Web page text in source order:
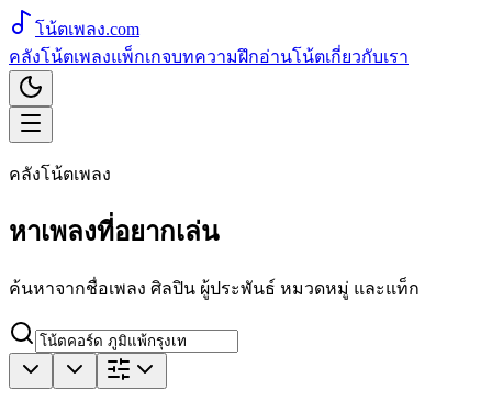
โน้ตเพลง.com
คลังโน้ตเพลงแพ็กเกจบทความฝึกอ่านโน้ตเกี่ยวกับเรา
คลังโน้ตเพลง
หาเพลงที่อยากเล่น
ค้นหาจากชื่อเพลง ศิลปิน ผู้ประพันธ์ หมวดหมู่ และแท็ก